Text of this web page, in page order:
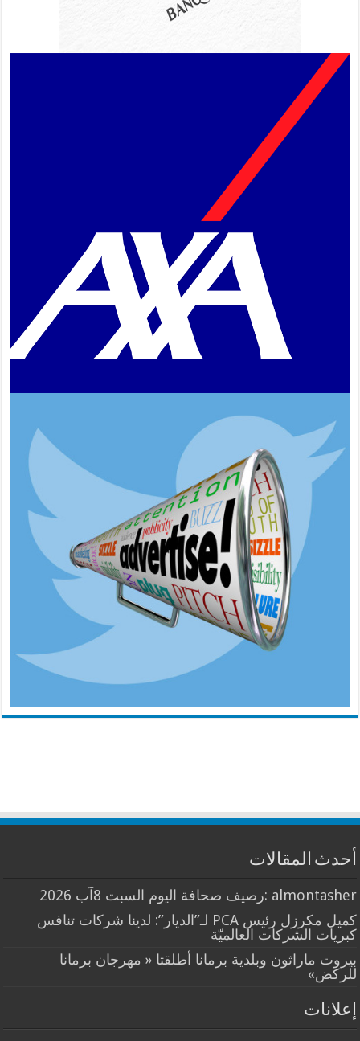
أحدث المقالات
almontasher :رصيف صحافة اليوم السبت 8آب 2026
كميل مكرزل رئيس PCA لـ”الديار”: لدينا شركات تنافس
كبريات الشركات العالميّة
بيروت ماراثون وبلدية برمانا أطلقتا « مهرجان برمانا
للركض»
إعلانات